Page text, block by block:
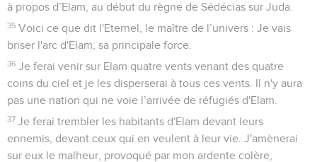
à propos d’Elam, au début du règne de Sédécias sur Juda.
35 Voici ce que dit l'Eternel, le maître de l’univers : Je vais
briser l'arc d'Elam, sa principale force.
36 Je ferai venir sur Elam quatre vents venant des quatre
coins du ciel et je les disperserai à tous ces vents. Il n'y aura
pas une nation qui ne voie l’arrivée de réfugiés d'Elam.
37 Je ferai trembler les habitants d'Elam devant leurs
ennemis, devant ceux qui en veulent à leur vie. J'amènerai
sur eux le malheur, provoqué par mon ardente colère,